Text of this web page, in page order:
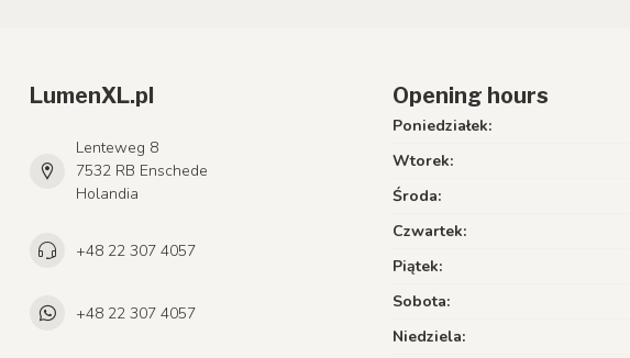
LumenXL.pl
Lenteweg 8
7532 RB Enschede
Holandia
+48 22 307 4057
+48 22 307 4057
Opening hours
Poniedziałek:
Wtorek:
Środa:
Czwartek:
Piątek:
Sobota:
Niedziela: